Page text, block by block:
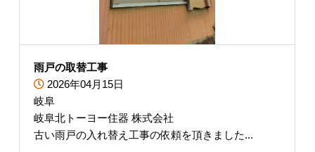
雨戸の取替工事
2026年04月15日
岐阜
岐阜北トーヨー住器 株式会社
古い雨戸の入れ替え工事の依頼を頂きました...